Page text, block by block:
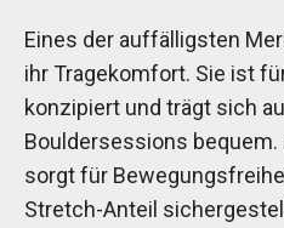
Eines der auffälligsten
ihr Tragekomfort. Sie ist
konzipiert und trägt sich
Bouldersessions
sorgt für
Stretch-Anteil